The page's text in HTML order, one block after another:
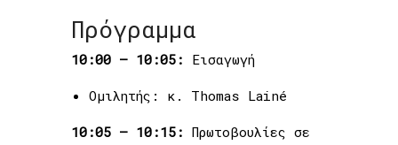
Πρόγραμμα
10:00 – 10:05: Εισαγωγή
Ομιλητής: κ. Thomas Lainé
10:05 – 10:15: Πρωτοβουλίες σε